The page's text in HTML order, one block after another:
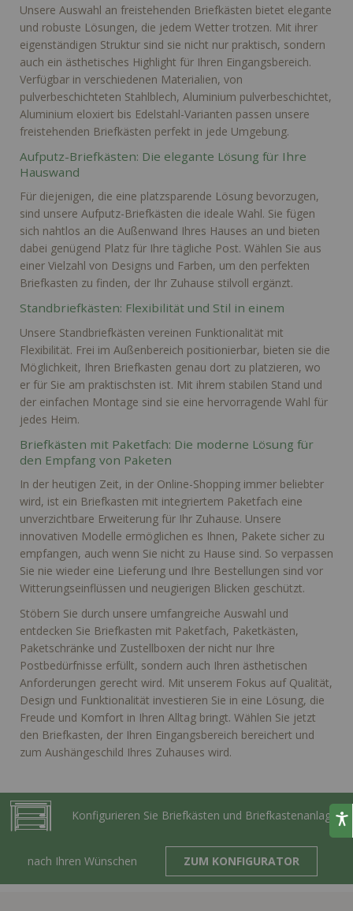
Unsere Auswahl an freistehenden Briefkästen bietet elegante
und robuste Lösungen, die jedem Wetter trotzen. Mit ihrer
eigenständigen Struktur sind sie nicht nur praktisch, sondern
auch ein ästhetisches Highlight für Ihren Eingangsbereich.
Verfügbar in verschiedenen Materialien, von
pulverbeschichteten Stahlblech, Aluminium pulverbeschichtet,
Aluminium eloxiert bis Edelstahl-Varianten passen unsere
freistehenden Briefkästen perfekt in jede Umgebung.
Aufputz-Briefkästen: Die elegante Lösung für Ihre
Hauswand
Für diejenigen, die eine platzsparende Lösung bevorzugen,
sind unsere Aufputz-Briefkästen die ideale Wahl. Sie fügen
sich nahtlos an die Außenwand Ihres Hauses an und bieten
dabei genügend Platz für Ihre tägliche Post. Wählen Sie aus
einer Vielzahl von Designs und Farben, um den perfekten
Briefkasten zu finden, der Ihr Zuhause stilvoll ergänzt.
Standbriefkästen: Flexibilität und Stil in einem
Unsere Standbriefkästen vereinen Funktionalität mit
Flexibilität. Frei im Außenbereich positionierbar, bieten sie die
Möglichkeit, Ihren Briefkasten genau dort zu platzieren, wo
er für Sie am praktischsten ist. Mit ihrem stabilen Stand und
der einfachen Montage sind sie eine hervorragende Wahl für
jedes Heim.
Briefkästen mit Paketfach: Die moderne Lösung für
den Empfang von Paketen
In der heutigen Zeit, in der Online-Shopping immer beliebter
wird, ist ein Briefkasten mit integriertem Paketfach eine
unverzichtbare Erweiterung für Ihr Zuhause. Unsere
innovativen Modelle ermöglichen es Ihnen, Pakete sicher zu
empfangen, auch wenn Sie nicht zu Hause sind. So verpassen
Sie nie wieder eine Lieferung und Ihre Bestellungen sind vor
Witterungseinflüssen und neugierigen Blicken geschützt.
Stöbern Sie durch unsere umfangreiche Auswahl und
entdecken Sie Briefkasten mit Paketfach, Paketkästen,
Paketschränke und Zustellboxen der nicht nur Ihre
Postbedürfnisse erfüllt, sondern auch Ihren ästhetischen
Anforderungen gerecht wird. Mit unserem Fokus auf Qualität,
Design und Funktionalität investieren Sie in eine Lösung, die
Freude und Komfort in Ihren Alltag bringt. Wählen Sie jetzt
den Briefkasten, der Ihren Eingangsbereich bereichert und
zum Aushängeschild Ihres Zuhauses wird.
Konfigurieren Sie Briefkästen und Briefkastenanlagen
nach Ihren Wünschen ZUM KONFIGURATOR